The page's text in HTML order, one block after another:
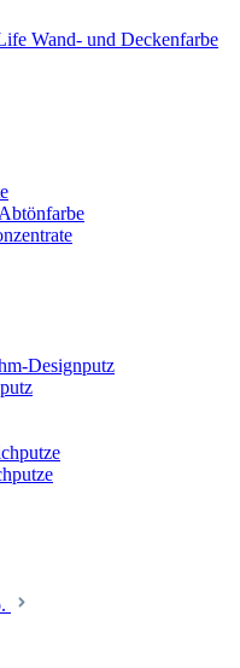
Wand- und Deckenfarbe
Designputz